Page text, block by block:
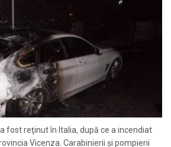
fost reţinut în Italia, după ce a incendiat
Vicenza. Carabinierii şi pompierii